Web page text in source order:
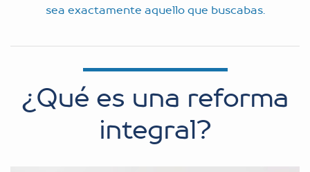
sea exactamente aquello que buscabas.
¿Qué es una reforma
integral?